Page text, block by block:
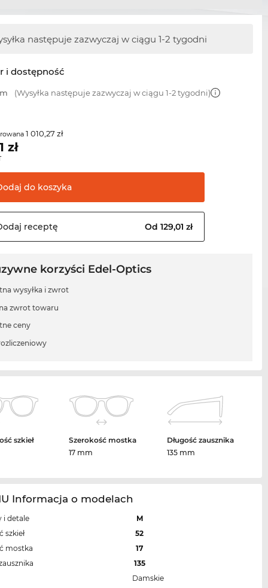
następuje zazwyczaj w ciągu 1-2 tygodni
i dostępność
(Wysyłka następuje zazwyczaj w ciągu 1-2 tygodni)
1 010,27 zł
zł
do koszyka
receptę Od 129,01 zł
korzyści Edel-Optics
wysyłka i zwrot
zwrot towaru
ceny
szkieł
Szerokość mostka
17 mm
Długość zausznika
135 mm
Informacja o modelach
i detale
M
szkieł
52
mostka
17
135
Damskie